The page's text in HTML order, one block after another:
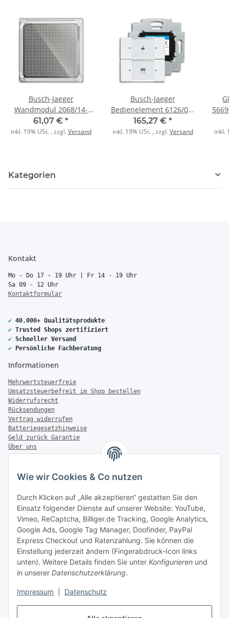
Wie wir Cookies & Co nutzen
Durch Klicken auf „Alle akzeptieren“ gestatten Sie den
Einsatz folgender Dienste auf unserer Website: YouTube,
Vimeo, ReCaptcha, Billiger.de Tracking, Google Analytics,
Google Ads, Google Tag Manager, Doofinder, PayPal
Express Checkout und Ratenzahlung. Sie können die
Einstellung jederzeit ändern (Fingerabdruck-Icon links
unten). Weitere Details finden Sie unter Konfigurieren und
in unserer Datenschutzerklärung.
Impressum Datenschutz
Busch-Jaeger
Wandmodul 2068/14-
914 5LR alpinweiß
61,07 € *
inkl. 19% USt. , zzgl.Versand
Busch-Jaeger
Bedienelement 6126/01-
84 2fach studioweiß
165,27 € *
inkl. 19% USt. , zzgl.Versand inkl.
Kategorien
Kontakt
Mo - Do 17 - 19 Uhr | Fr 14 - 19 Uhr
Sa 09 - 12 Uhr
Kontaktformular
✔ 40.000+ Qualitätsprodukte
✔ Trusted Shops zertifiziert
✔ Schneller Versand
✔ Persönliche Fachberatung
Informationen
Mehrwertsteuerfreie
Umsatzsteuerbefreit im Shop bestellen
Widerrufsrecht
Rücksendungen
Vertrag widerrufen
Batteriegesetzhinweise
Geld zurück Garantie
Über uns
FAQ
Zahlung & Versand
Versandinformationen
Sonstiges